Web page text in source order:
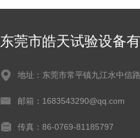
东莞市皓天试验设备
地址：东莞市常平镇九江水中信
邮箱：1683543290@qq.com
传真：86-0769-81185797